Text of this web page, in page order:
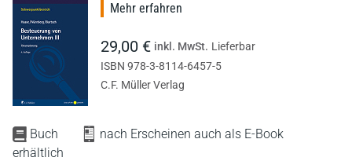
Buch
nach Erscheinen auch als E-Book
erhältlich
Mehr erfahren
29,00 € inkl. MwSt. Lieferbar
ISBN 978-3-8114-6457-5
C.F. Müller Verlag